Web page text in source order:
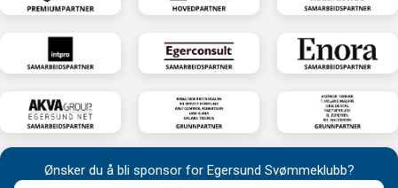
Ønsker du å bli sponsor for Egersund Svømmeklubb?